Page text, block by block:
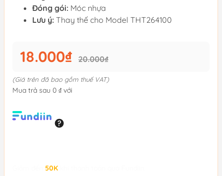
Đóng gói: Móc nhựa
Lưu ý: Thay thế cho Model THT264100
18.000₫ 20.000₫
(Giá trên đã bao gồm thuế VAT)
Mua trả sau 0 ₫ với
50K